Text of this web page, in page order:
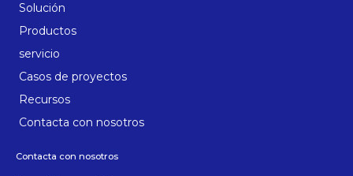
Solución
Productos
servicio
Casos de proyectos
Recursos
Contacta con nosotros
Contacta con nosotros